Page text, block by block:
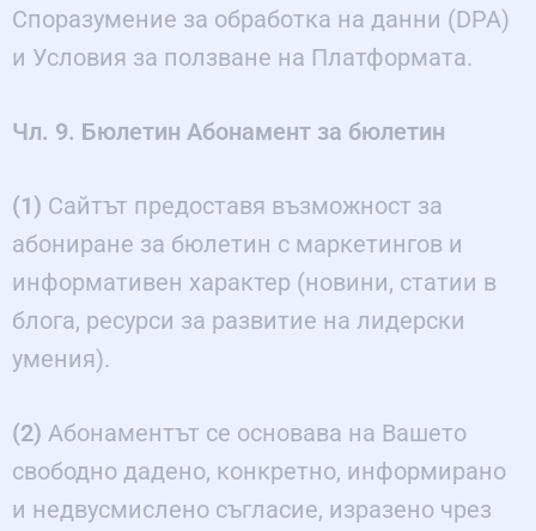
Споразумение за обработка на данни (DPA)
и Условия за ползване на Платформата.
Чл. 9. Бюлетин Абонамент за бюлетин
(1) Сайтът предоставя възможност за
абониране за бюлетин с маркетингов и
информативен характер (новини, статии в
блога, ресурси за развитие на лидерски
умения).
(2) Абонаментът се основава на Вашето
свободно дадено, конкретно, информирано
и недвусмислено съгласие, изразено чрез